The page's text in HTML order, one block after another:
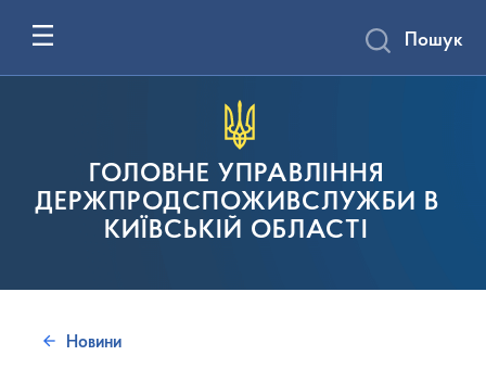
ГОЛОВНЕ УПРАВЛІННЯ
ДЕРЖПРОДСПОЖИВСЛУЖБИ В
КИЇВСЬКІЙ ОБЛАСТІ
Пошук
Новини